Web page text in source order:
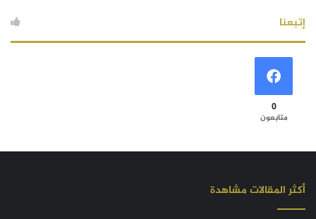
إتبعنا
0
متابعون
أكثر المقالات مشاهدة